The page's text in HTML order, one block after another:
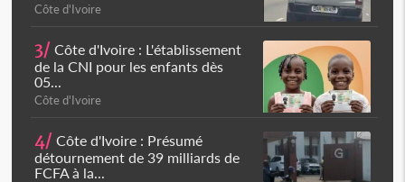
Côte d'Ivoire
3/ Côte d'Ivoire : L'établissement
de la CNI pour les enfants dès
05...
Côte d'Ivoire
4/ Côte d'Ivoire : Présumé
détournement de 39 milliards de
FCFA à la...